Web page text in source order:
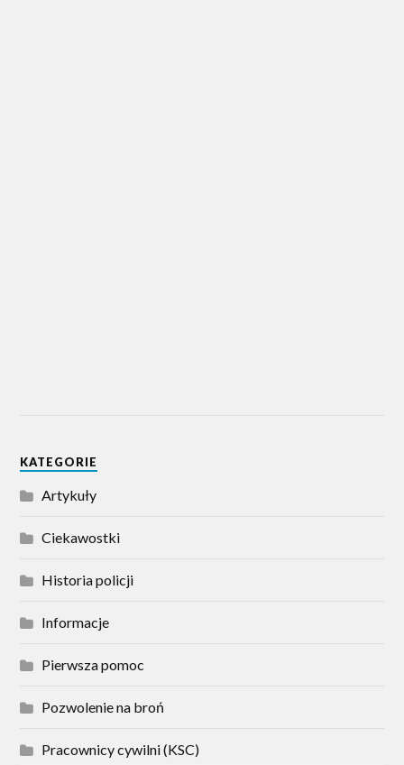
KATEGORIE
Artykuły
Ciekawostki
Historia policji
Informacje
Pierwsza pomoc
Pozwolenie na broń
Pracownicy cywilni (KSC)